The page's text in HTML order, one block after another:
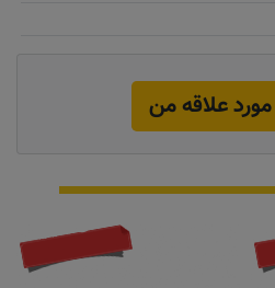
مورد علاقه من
تماس بگیرید